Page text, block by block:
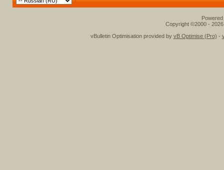
Copyright ©2000 -
vBulletin Optimisation provided by vB Optimise (Pro) -